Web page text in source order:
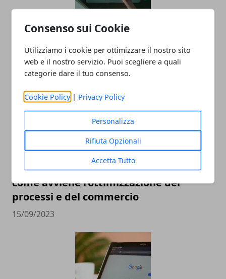
Consenso sui Cookie
Utilizziamo i cookie per ottimizzare il nostro sito
web e il nostro servizio. Puoi scegliere a quali
categorie dare il tuo consenso.
Cookie Policy | Privacy Policy
Personalizza
Rifiuta Opzionali
Accetta Tutto
Digital marketing: come si fa e a cosa
21/01/2024
La trasformazione digitale nell'editoria:
come avviene l’ottimizzazione dei
processi e del commercio
15/09/2023